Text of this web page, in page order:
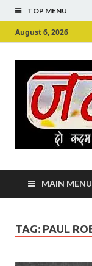
TOP MENU
August 6, 2026
MAIN MENU
TAG: PAUL